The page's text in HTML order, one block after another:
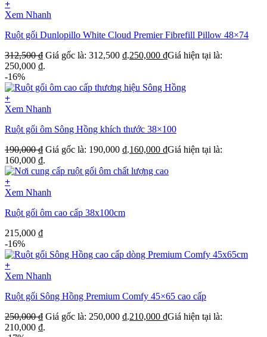
+
Xem Nhanh
Ruột gối Dunlopillo White Cloud Premier Fibrefill Pillow 48×74
312,500₫ Giá gốc là: 312,500 ₫.250,000 ₫Giá hiện tại là:
250,000 ₫.
-16%
+
Xem Nhanh
Ruột gối ôm Sông Hồng khích thước 38×100
190,000₫ Giá gốc là: 190,000 ₫.160,000 ₫Giá hiện tại là:
160,000 ₫.
+
Xem Nhanh
Ruột gối ôm cao cấp 38x100cm
215,000 ₫
-16%
+
Xem Nhanh
Ruột gối Sông Hồng Premium Comfy 45×65 cao cấp
250,000₫ Giá gốc là: 250,000 ₫.210,000 ₫Giá hiện tại là:
210,000 ₫.